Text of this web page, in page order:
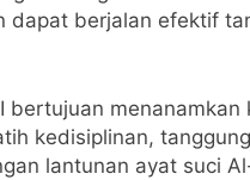
berjalan efektif
bertujuan
kedisiplinan,
lantunan ayat suci